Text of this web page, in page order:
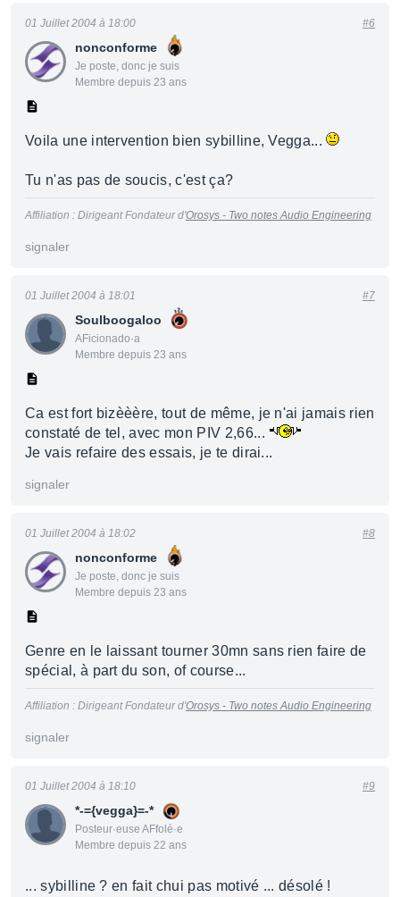
nonconforme
Je poste, donc je suis
Membre depuis 23 ans
01 Juillet 2004 à 18:00 #6
Voila une intervention bien sybilline, Vegga...
Tu n'as pas de soucis, c'est ça?
Affiliation : Dirigeant Fondateur d'Orosys - Two notes Audio Engineering
signaler
Soulboogaloo
AFicionado·a
Membre depuis 23 ans
01 Juillet 2004 à 18:01 #7
Ca est fort bizèèère, tout de même, je n'ai jamais rien
constaté de tel, avec mon PIV 2,66...
Je vais refaire des essais, je te dirai...
signaler
nonconforme
Je poste, donc je suis
Membre depuis 23 ans
01 Juillet 2004 à 18:02 #8
Genre en le laissant tourner 30mn sans rien faire de
spécial, à part du son, of course...
Affiliation : Dirigeant Fondateur d'Orosys - Two notes Audio Engineering
signaler
*-={vegga}=-*
Posteur·euse AFfolé·e
Membre depuis 22 ans
01 Juillet 2004 à 18:10 #9
... sybilline ? en fait chui pas motivé ... désolé !